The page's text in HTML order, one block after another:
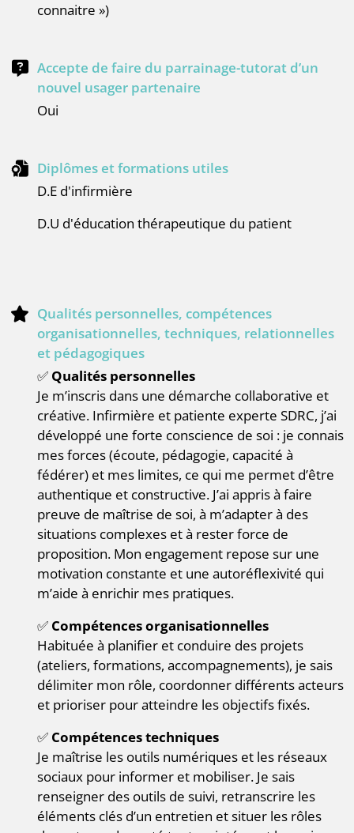
connaitre »)
Accepte de faire du parrainage-tutorat d’un
nouvel usager partenaire
Oui
Diplômes et formations utiles
D.E d'infirmière
D.U d'éducation thérapeutique du patient
Qualités personnelles, compétences
organisationnelles, techniques, relationnelles
et pédagogiques
✅ Qualités personnelles
Je m’inscris dans une démarche collaborative et
créative. Infirmière et patiente experte SDRC, j’ai
développé une forte conscience de soi : je connais
mes forces (écoute, pédagogie, capacité à
fédérer) et mes limites, ce qui me permet d’être
authentique et constructive. J’ai appris à faire
preuve de maîtrise de soi, à m’adapter à des
situations complexes et à rester force de
proposition. Mon engagement repose sur une
motivation constante et une autoréflexivité qui
m’aide à enrichir mes pratiques.
✅ Compétences organisationnelles
Habituée à planifier et conduire des projets
(ateliers, formations, accompagnements), je sais
délimiter mon rôle, coordonner différents acteurs
et prioriser pour atteindre les objectifs fixés.
✅ Compétences techniques
Je maîtrise les outils numériques et les réseaux
sociaux pour informer et mobiliser. Je sais
renseigner des outils de suivi, retranscrire les
éléments clés d’un entretien et situer les rôles